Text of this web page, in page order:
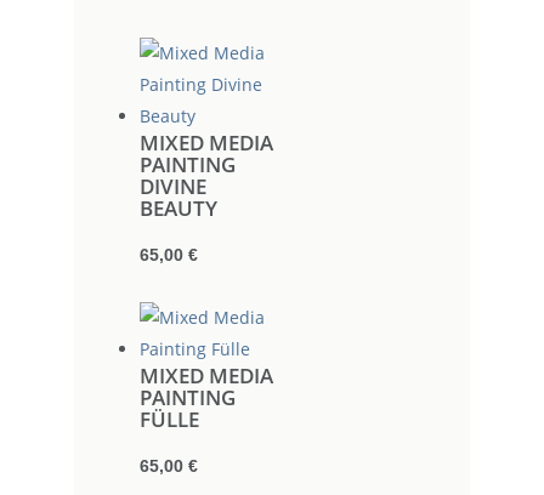
MIXED MEDIA
PAINTING
DIVINE
BEAUTY
65,00 €
MIXED MEDIA
PAINTING
FÜLLE
65,00 €